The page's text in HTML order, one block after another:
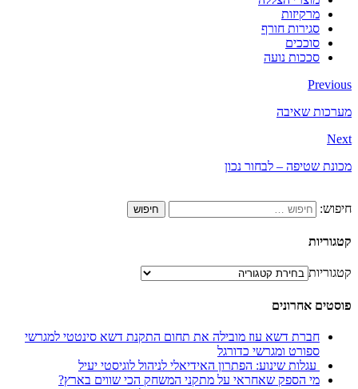
מרקיזות
סגירות חורף
סוככים
סככות נועה
Previous
מערכות שאיבה
Next
מכונת שטיפה – לבחור נכון
חיפוש:
קטגוריות
קטגוריות
פוסטים אחרונים
חברת דשא עוז מובילה את תחום התקנת דשא סינטטי למגרשי
ספורט ומגרשי כדורגל
עגלות שינוע: הפתרון האידיאלי לניהול לוגיסטי יעיל
מי הספק שאחראי על מתקני המשחק הכי שווים בארץ?